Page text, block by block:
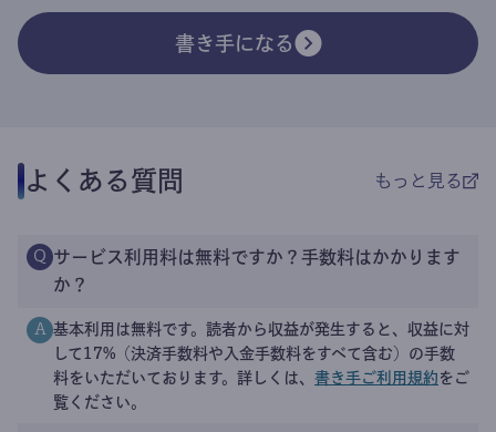
書き手になる
よくある質問 もっと見る
Q サービス利用料は無料ですか？手数料はかかります
か？
A 基本利用は無料です。読者から収益が発生すると、収益に対
して17%（決済手数料や入金手数料をすべて含む）の手数
料をいただいております。詳しくは、 書き手ご利用規約 をご
覧ください。